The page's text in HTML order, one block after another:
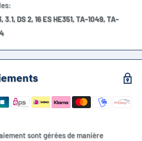
3.1, DS 2, 16 ES HE351, TA-1049, TA-
sont gérées de manière